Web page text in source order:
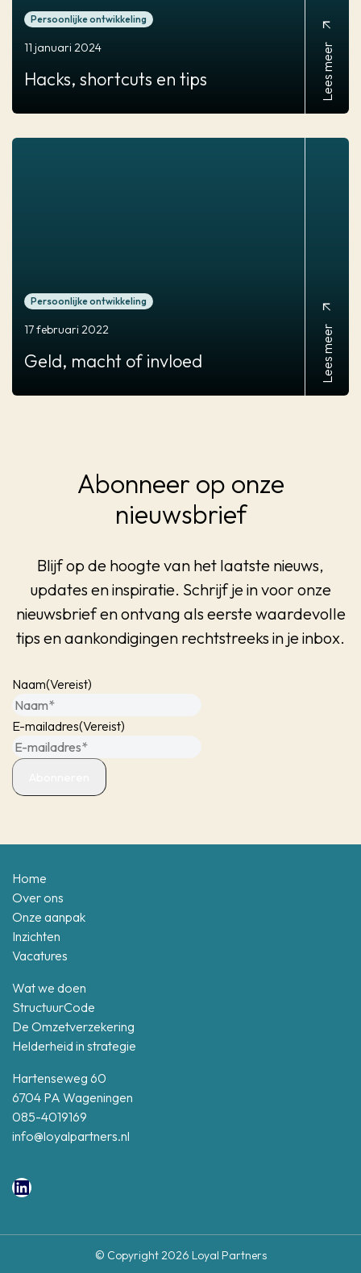
Persoonlijke ontwikkeling
11 januari 2024
Hacks, shortcuts en tips Lees meer
arrow_outward
Persoonlijke ontwikkeling
17 februari 2022
Geld, macht of invloed Lees meer
arrow_outward
Abonneer op onze
nieuwsbrief
Blijf op de hoogte van het laatste nieuws,
updates en inspiratie. Schrijf je in voor onze
nieuwsbrief en ontvang als eerste waardevolle
tips en aankondigingen rechtstreeks in je inbox.
Naam(Vereist)
E-mailadres(Vereist)
Home
Over ons
Onze aanpak
Inzichten
Vacatures
Wat we doen
StructuurCode
De Omzetverzekering
Helderheid in strategie
Hartenseweg 60
6704 PA Wageningen
085-4019169
info@loyalpartners.nl
LinkedIn
© Copyright 2026 Loyal Partners